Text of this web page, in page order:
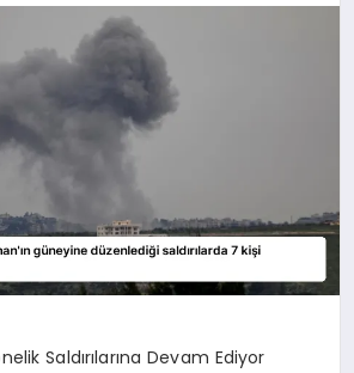
Saldırılarına Devam Ediyor